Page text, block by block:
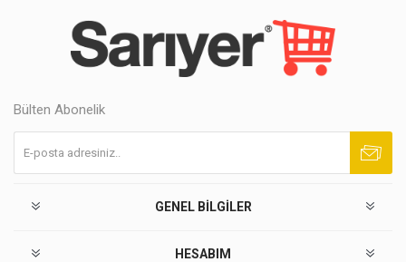
Bülten Abonelik
GENEL BILGILER
HESABIM